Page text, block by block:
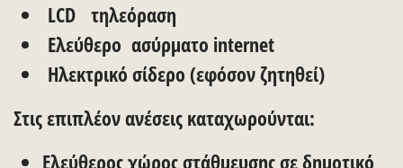
LCD τηλεόραση
Ελεύθερο ασύρματο internet
Ηλεκτρικό σίδερο (εφόσον ζητηθεί)
Στις επιπλέον ανέσεις καταχωρούνται:
Ελεύθερος χώρος στάθμευσης σε δημοτικό